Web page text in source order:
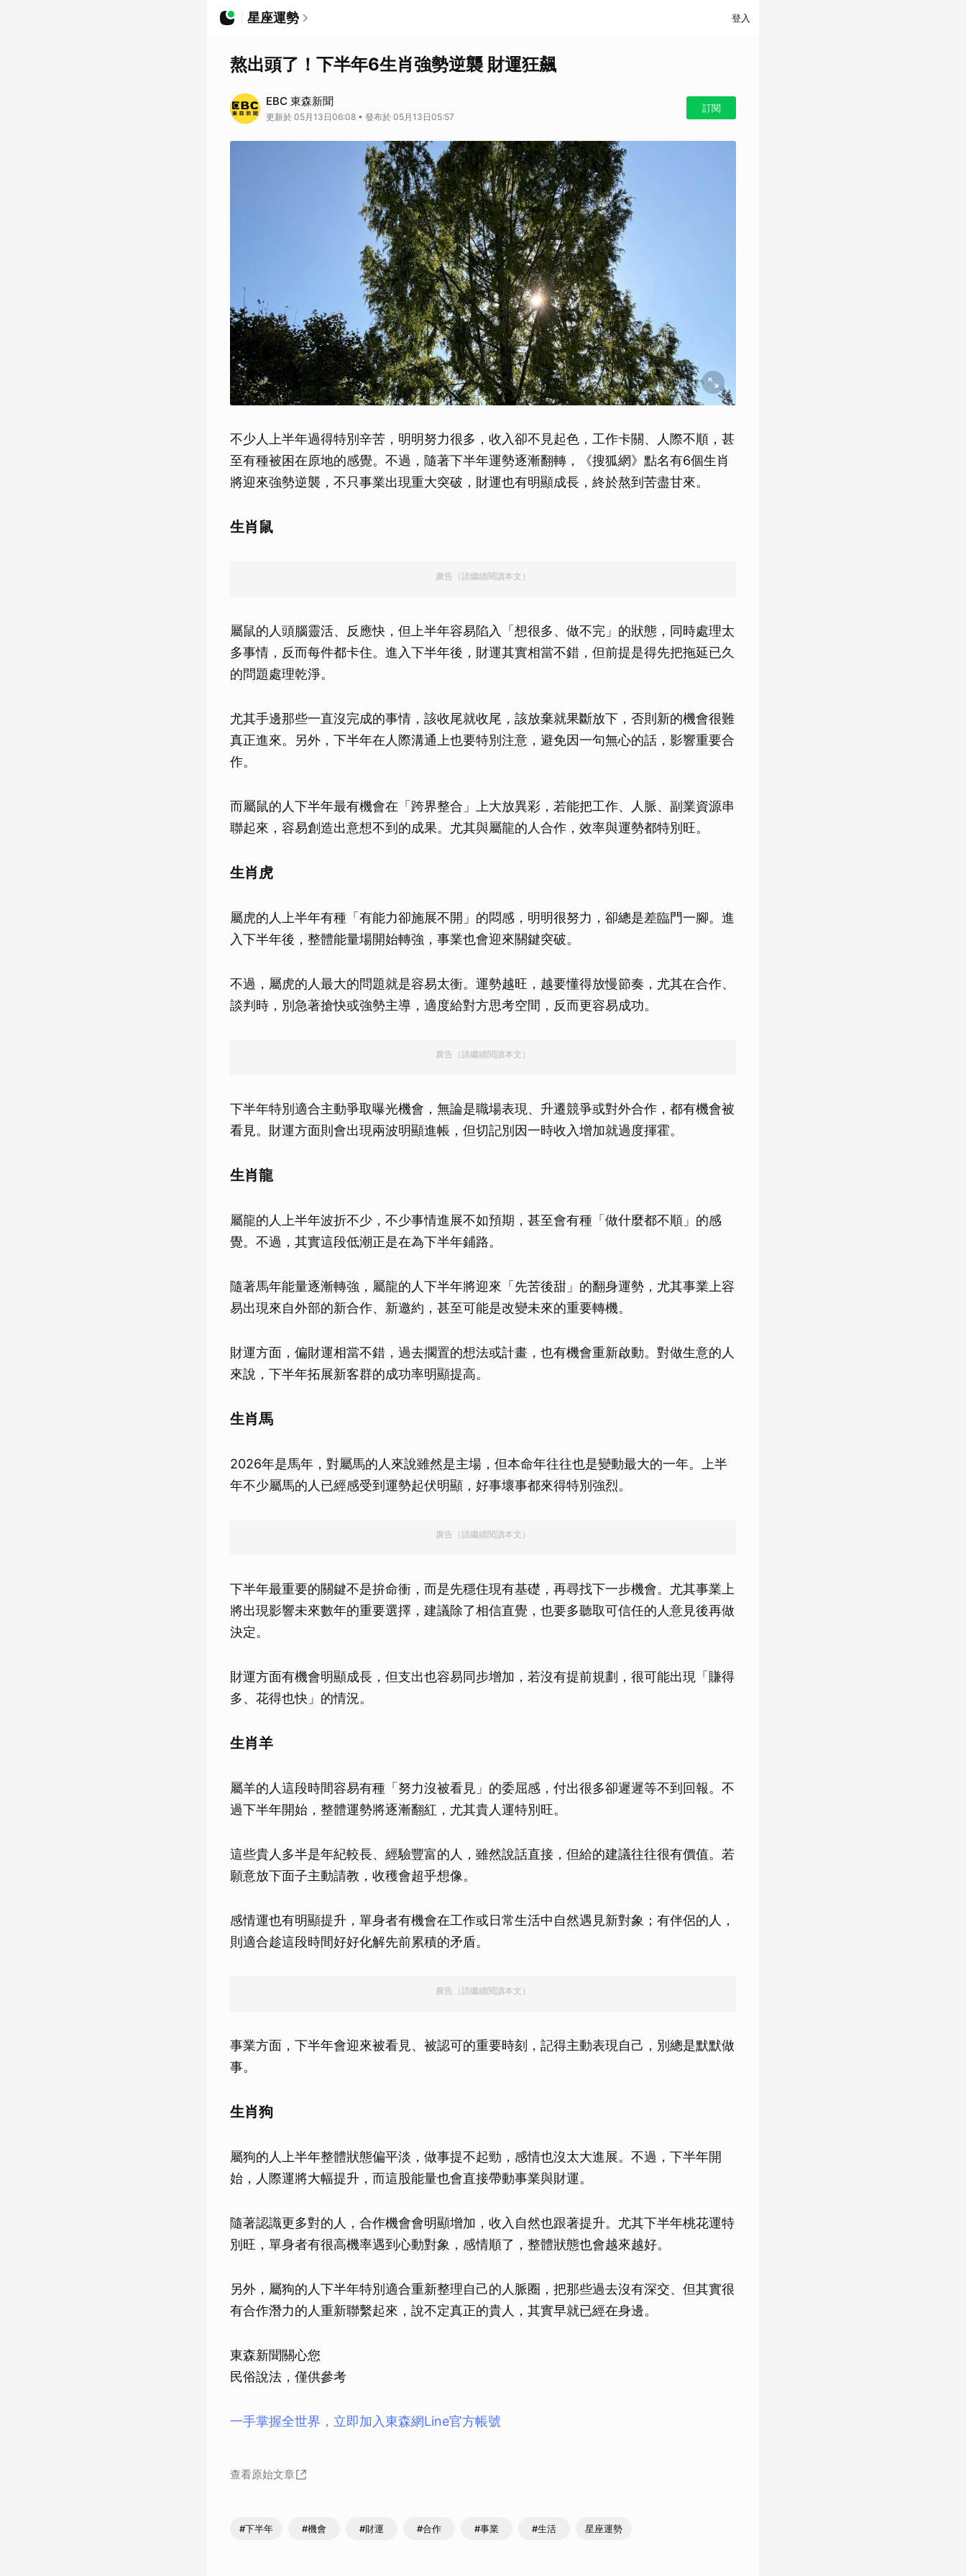
星座運勢 登入
熬出頭了！下半年6生肖強勢逆襲 財運狂飆
EBC 東森新聞
更新於 05月13日06:08 • 發布於 05月13日05:57
訂閱
不少人上半年過得特別辛苦，明明努力很多，收入卻不見起色，工作卡關、人際不順，甚
至有種被困在原地的感覺。不過，隨著下半年運勢逐漸翻轉，《搜狐網》點名有6個生肖
將迎來強勢逆襲，不只事業出現重大突破，財運也有明顯成長，終於熬到苦盡甘來。
生肖鼠
廣告（請繼續閱讀本文）
屬鼠的人頭腦靈活、反應快，但上半年容易陷入「想很多、做不完」的狀態，同時處理太
多事情，反而每件都卡住。進入下半年後，財運其實相當不錯，但前提是得先把拖延已久
的問題處理乾淨。
尤其手邊那些一直沒完成的事情，該收尾就收尾，該放棄就果斷放下，否則新的機會很難
真正進來。另外，下半年在人際溝通上也要特別注意，避免因一句無心的話，影響重要合
作。
而屬鼠的人下半年最有機會在「跨界整合」上大放異彩，若能把工作、人脈、副業資源串
聯起來，容易創造出意想不到的成果。尤其與屬龍的人合作，效率與運勢都特別旺。
生肖虎
屬虎的人上半年有種「有能力卻施展不開」的悶感，明明很努力，卻總是差臨門一腳。進
入下半年後，整體能量場開始轉強，事業也會迎來關鍵突破。
不過，屬虎的人最大的問題就是容易太衝。運勢越旺，越要懂得放慢節奏，尤其在合作、
談判時，別急著搶快或強勢主導，適度給對方思考空間，反而更容易成功。
廣告（請繼續閱讀本文）
下半年特別適合主動爭取曝光機會，無論是職場表現、升遷競爭或對外合作，都有機會被
看見。財運方面則會出現兩波明顯進帳，但切記別因一時收入增加就過度揮霍。
生肖龍
屬龍的人上半年波折不少，不少事情進展不如預期，甚至會有種「做什麼都不順」的感
覺。不過，其實這段低潮正是在為下半年鋪路。
隨著馬年能量逐漸轉強，屬龍的人下半年將迎來「先苦後甜」的翻身運勢，尤其事業上容
易出現來自外部的新合作、新邀約，甚至可能是改變未來的重要轉機。
財運方面，偏財運相當不錯，過去擱置的想法或計畫，也有機會重新啟動。對做生意的人
來說，下半年拓展新客群的成功率明顯提高。
生肖馬
2026年是馬年，對屬馬的人來說雖然是主場，但本命年往往也是變動最大的一年。上半
年不少屬馬的人已經感受到運勢起伏明顯，好事壞事都來得特別強烈。
廣告（請繼續閱讀本文）
下半年最重要的關鍵不是拚命衝，而是先穩住現有基礎，再尋找下一步機會。尤其事業上
將出現影響未來數年的重要選擇，建議除了相信直覺，也要多聽取可信任的人意見後再做
決定。
財運方面有機會明顯成長，但支出也容易同步增加，若沒有提前規劃，很可能出現「賺得
多、花得也快」的情況。
生肖羊
屬羊的人這段時間容易有種「努力沒被看見」的委屈感，付出很多卻遲遲等不到回報。不
過下半年開始，整體運勢將逐漸翻紅，尤其貴人運特別旺。
這些貴人多半是年紀較長、經驗豐富的人，雖然說話直接，但給的建議往往很有價值。若
願意放下面子主動請教，收穫會超乎想像。
感情運也有明顯提升，單身者有機會在工作或日常生活中自然遇見新對象；有伴侶的人，
則適合趁這段時間好好化解先前累積的矛盾。
廣告（請繼續閱讀本文）
事業方面，下半年會迎來被看見、被認可的重要時刻，記得主動表現自己，別總是默默做
事。
生肖狗
屬狗的人上半年整體狀態偏平淡，做事提不起勁，感情也沒太大進展。不過，下半年開
始，人際運將大幅提升，而這股能量也會直接帶動事業與財運。
隨著認識更多對的人，合作機會會明顯增加，收入自然也跟著提升。尤其下半年桃花運特
別旺，單身者有很高機率遇到心動對象，感情順了，整體狀態也會越來越好。
另外，屬狗的人下半年特別適合重新整理自己的人脈圈，把那些過去沒有深交、但其實很
有合作潛力的人重新聯繫起來，說不定真正的貴人，其實早就已經在身邊。
東森新聞關心您
民俗說法，僅供參考
一手掌握全世界，立即加入東森網Line官方帳號
查看原始文章
#下半年 #機會 #財運 #合作 #事業 #生活 星座運勢